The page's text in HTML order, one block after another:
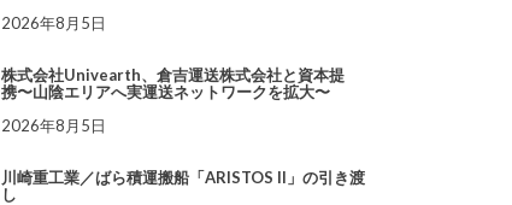
2026年8月5日
株式会社Univearth、倉吉運送株式会社と資本提
携〜山陰エリアへ実運送ネットワークを拡大〜
2026年8月5日
川崎重工業／ばら積運搬船「ARISTOS II」の引き渡
し